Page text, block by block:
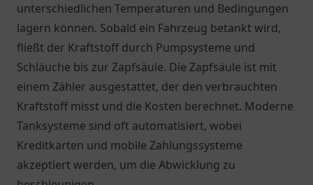
unterschiedlichen Temperaturen und Bedingungen
lagern können. Sobald ein Fahrzeug betankt wird,
fließt der Kraftstoff durch Pumpsysteme und
Schläuche bis zur Zapfsäule. Die Zapfsäule ist mit
einem Zähler ausgestattet, der den verbrauchten
Kraftstoff misst und die Kosten berechnet. Moderne
Tanksysteme sind oft automatisiert, wobei
Kreditkarten und mobile Zahlungssysteme
akzeptiert werden, um die Abwicklung zu